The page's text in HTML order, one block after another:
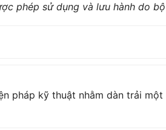
phép sử dụng và lưu hành do
pháp kỹ thuật nhằm dàn trải